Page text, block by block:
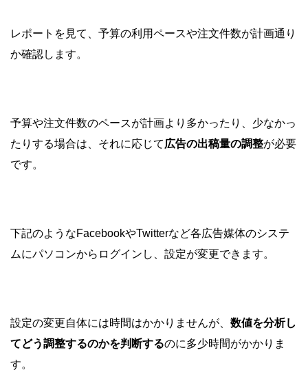
レポートを見て、予算の利用ペースや注文件数が計画通り
か確認します。
予算や注文件数のペースが計画より多かったり、少なかっ
たりする場合は、それに応じて広告の出稿量の調整が必要
です。
下記のようなFacebookやTwitterなど各広告媒体のシステ
ムにパソコンからログインし、設定が変更できます。
設定の変更自体には時間はかかりませんが、 数値を分析し
てどう調整するのかを判断するのに多少時間がかかりま
す。